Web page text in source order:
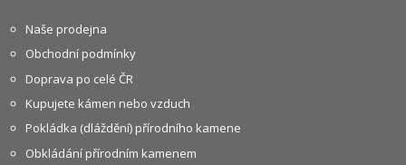
Naše prodejna
Obchodní podmínky
Doprava po celé ČR
Kupujete kámen nebo vzduch
Pokládka (dláždění) přírodního kamene
Obkládání přírodním kamenem